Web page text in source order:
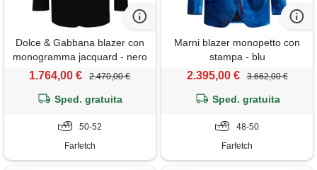
Dolce & Gabbana blazer con
monogramma jacquard - nero
1.764,00 € 2.470,00 €
Sped. gratuita
50-52
Farfetch
Marni blazer monopetto con
stampa - blu
2.395,00 € 3.662,00 €
Sped. gratuita
48-50
Farfetch